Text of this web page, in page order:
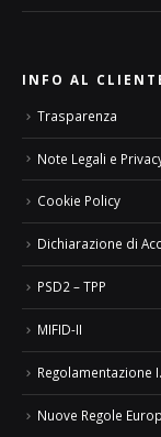
INFO AL
Trasparenza
Note Legali e
Cookie Policy
Dichiarazione di
PSD2 – TPP
MIFID-II
Regolamentazione
Nuove Regole